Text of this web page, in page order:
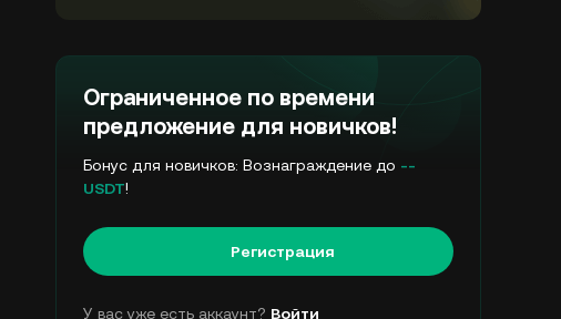
Ограниченное по времени
предложение для новичков!
Бонус для новичков: Вознаграждение до --
USDT!
Регистрация
У вас уже есть аккаунт? Войти